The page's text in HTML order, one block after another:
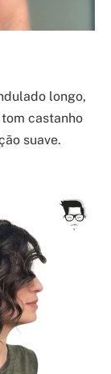
longo,
castanho
suave.